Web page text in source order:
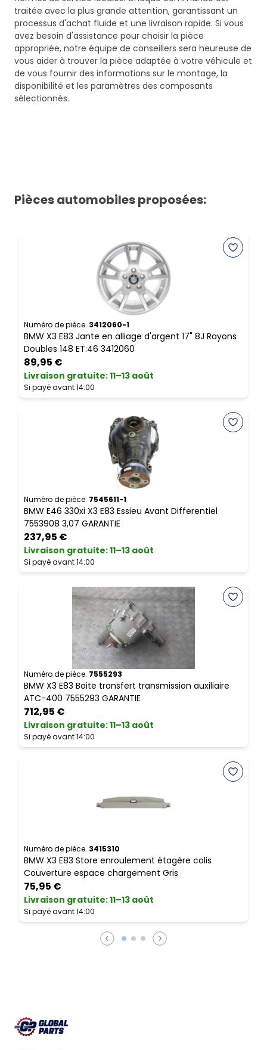
traitée avec la plus grande attention, garantissant un
processus d'achat fluide et une livraison rapide. Si vous
avez besoin d'assistance pour choisir la pièce
appropriée, notre équipe de conseillers sera heureuse de
vous aider à trouver la pièce adaptée à votre véhicule et
de vous fournir des informations sur le montage, la
disponibilité et les paramètres des composants
sélectionnés.
Pièces automobiles proposées:
Numéro de pièce. 3412060-1
BMW X3 E83 Jante en alliage d'argent 17" 8J Rayons
Doubles 148 ET:46 3412060
89,95 €
Livraison gratuite:11–13 août
Si payé avant 14:00
Numéro de pièce. 7545611-1
BMW E46 330xi X3 E83 Essieu Avant Differentiel
7553908 3,07 GARANTIE
237,95 €
Livraison gratuite:11–13 août
Si payé avant 14:00
Numéro de pièce. 7555293
BMW X3 E83 Boite transfert transmission auxiliaire
ATC-400 7555293 GARANTIE
712,95 €
Livraison gratuite:11–13 août
Si payé avant 14:00
Numéro de pièce. 3415310
BMW X3 E83 Store enroulement étagère colis
Couverture espace chargement Gris
75,95 €
Livraison gratuite:11–13 août
Si payé avant 14:00